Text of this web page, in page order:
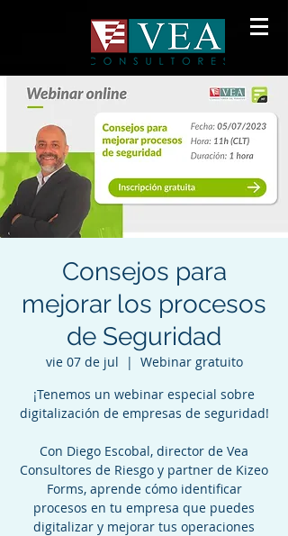
Consejos para
mejorar los procesos
de Seguridad
vie 07 de jul
  |
Webinar gratuito
¡Tenemos un webinar especial sobre
digitalización de empresas de seguridad!
Con Diego Escobal, director de Vea
Consultores de Riesgo y partner de Kizeo
Forms, aprende cómo identificar
procesos en tu empresa que puedes
digitalizar y mejorar tus operaciones